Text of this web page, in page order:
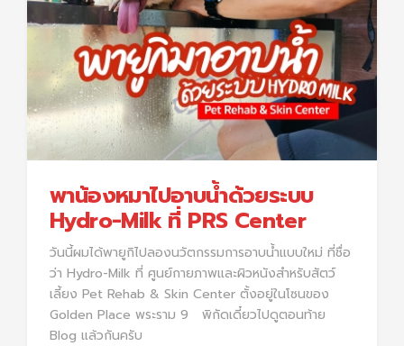
พาน้องหมาไปอาบน้ำด้วยระบบ
Hydro-Milk ที่ PRS Center
วันนี้ผมได้พายูกิไปลองนวัตกรรมการอาบน้ำแบบใหม่ ที่ชื่อ
ว่า Hydro-Milk ที่ ศูนย์กายภาพและผิวหนังสำหรับสัตว์
เลี้ยง Pet Rehab & Skin Center ตั้งอยู่ในโซนของ
Golden Place พระราม 9 พิกัดเดี๋ยวไปดูตอนท้าย
Blog แล้วกันครับ